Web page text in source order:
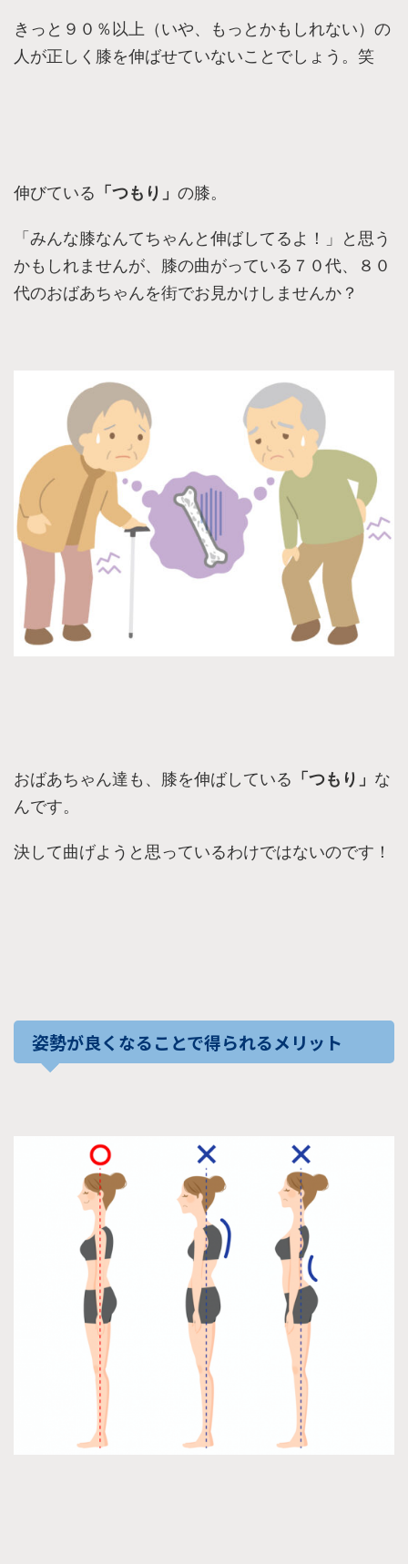
きっと９０％以上（いや、もっとかもしれない）の
人が正しく膝を伸ばせていないことでしょう。笑
伸びている 「つもり」 の膝。
「みんな膝なんてちゃんと伸ばしてるよ！」と思う
かもしれませんが、膝の曲がっている７０代、８０
代のおばあちゃんを街でお見かけしませんか？
おばあちゃん達も、膝を伸ばしている 「つもり」 な
んです。
決して曲げようと思っているわけではないのです！
姿勢が良くなることで得られるメリット